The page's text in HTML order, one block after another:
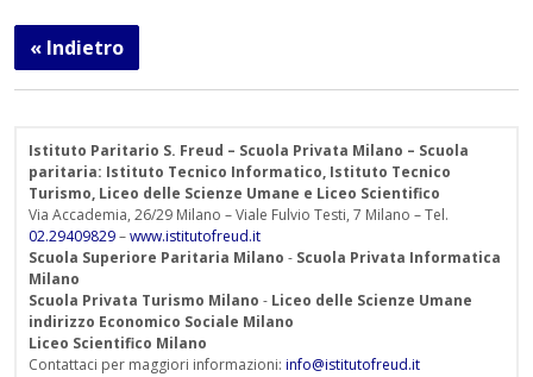
« Indietro
Istituto Paritario S. Freud – Scuola Privata Milano – Scuola
paritaria: Istituto Tecnico Informatico, Istituto Tecnico
Turismo, Liceo delle Scienze Umane e Liceo Scientifico
Via Accademia, 26/29 Milano – Viale Fulvio Testi, 7 Milano – Tel.
02.29409829–www.istitutofreud.it
Scuola Superiore Paritaria Milano - Scuola Privata Informatica
Milano
Scuola Privata Turismo Milano - Liceo delle Scienze Umane
indirizzo Economico Sociale Milano
Liceo Scientifico Milano
Contattaci per maggiori informazioni: info@istitutofreud.it